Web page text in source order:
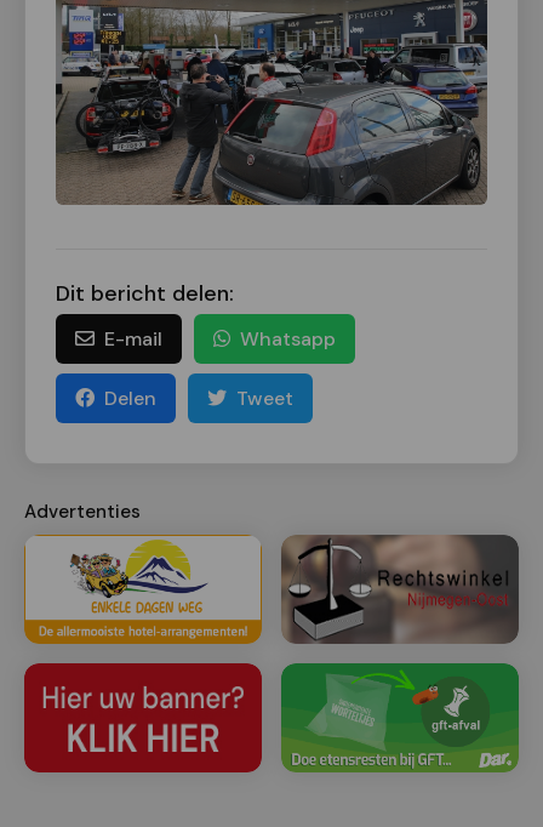
Dit bericht delen:
E-mail Whatsapp
Delen Tweet
Advertenties